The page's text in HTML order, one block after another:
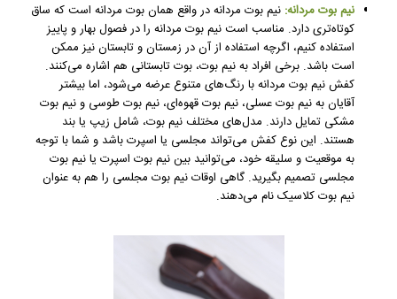
نیم بوت مردانه: نیم بوت مردانه در واقع همان بوت مردانه است که ساق
کوتاه‌تری دارد. مناسب است نیم بوت مردانه را در فصول بهار و پاییز
استفاده کنیم، اگرچه استفاده از آن در زمستان و تابستان نیز ممکن
است باشد. برخی افراد به نیم بوت، بوت تابستانی هم اشاره می‌کنند.
کفش نیم بوت مردانه با رنگ‌های متنوع عرضه می‌شود، اما بیشتر
آقایان به نیم بوت عسلی، نیم بوت قهوه‌ای، نیم بوت طوسی و نیم بوت
مشکی تمایل دارند. مدل‌های مختلف نیم بوت، شامل زیپ یا بند
هستند. این نوع کفش می‌تواند مجلسی یا اسپرت باشد و شما با توجه
به موقعیت و سلیقه خود، می‌توانید بین نیم بوت اسپرت یا نیم بوت
مجلسی تصمیم بگیرید. گاهی اوقات نیم بوت مجلسی را هم به عنوان
نیم بوت کلاسیک نام می‌دهند.